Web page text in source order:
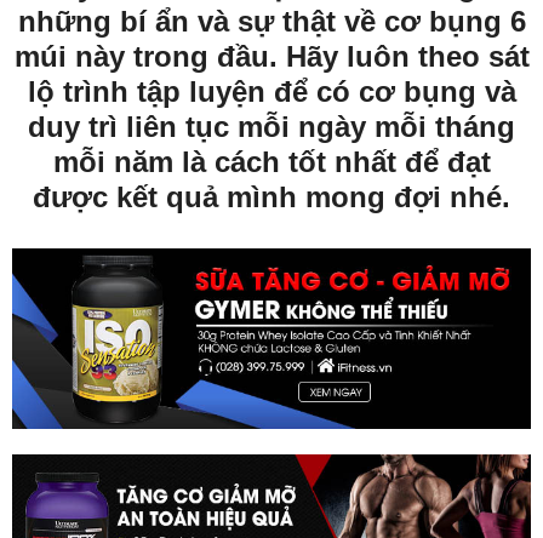
những bí ẩn và sự thật về cơ bụng 6
múi này trong đầu. Hãy luôn theo sát
lộ trình tập luyện để có cơ bụng và
duy trì liên tục mỗi ngày mỗi tháng
mỗi năm là cách tốt nhất để đạt
được kết quả mình mong đợi nhé.